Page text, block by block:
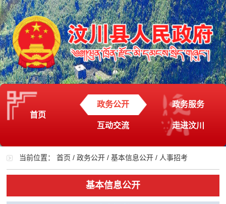
首页
政务公开 政务服务
互动交流 走进汶川
当前位置：首页 /政务公开 /基本信息公开 / 人事招考
基本信息公开